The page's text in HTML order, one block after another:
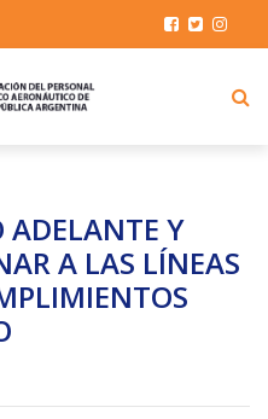
Y
A LAS LÍNEAS